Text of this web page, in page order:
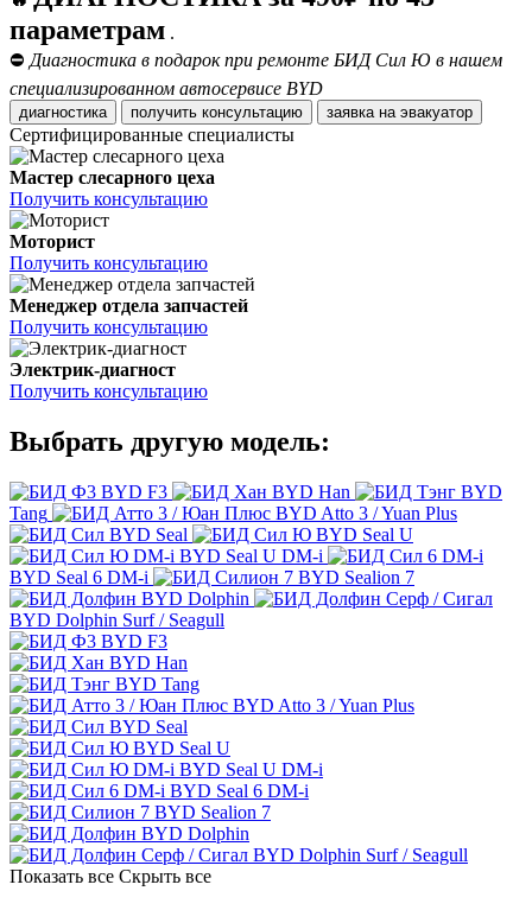
параметрам .
⛔ Диагностика в подарок при ремонте БИД Сил Ю в нашем
специализированном автосервисе BYD
диагностика получить консультацию заявка на эвакуатор
Сертифицированные специалисты
Мастер слесарного цеха
Получить консультацию
Моторист
Получить консультацию
Менеджер отдела запчастей
Получить консультацию
Электрик-диагност
Получить консультацию
Выбрать другую модель:
BYD F3 BYD Han
BYD
Tang
BYD Atto 3 / Yuan Plus
BYD Seal
BYD Seal U
BYD Seal U DM-i
BYD Seal 6 DM-i
BYD Sealion 7
BYD Dolphin
BYD Dolphin Surf / Seagull
BYD F3
BYD Han
BYD Tang
BYD Atto 3 / Yuan Plus
BYD Seal
BYD Seal U
BYD Seal U DM-i
BYD Seal 6 DM-i
BYD Sealion 7
BYD Dolphin
BYD Dolphin Surf / Seagull
Показать все Скрыть все